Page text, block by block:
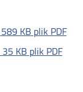
589 KB plik PDF
35 KB plik PDF